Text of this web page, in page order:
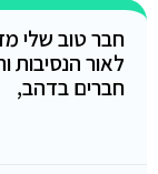
חבר טוב שלי
לאור הנסיבות
חברים בדהב,